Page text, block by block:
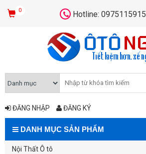
0 Hotline: 0975115915
ĐĂNG NHẬP ĐĂNG KÝ
DANH MỤC SẢN PHẨM
Nội Thất Ô tô